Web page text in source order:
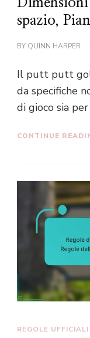
spazio,
BY QUINN HARPER
Il putt putt
da specifiche
di gioco sia
CONTINUE
REGOLE